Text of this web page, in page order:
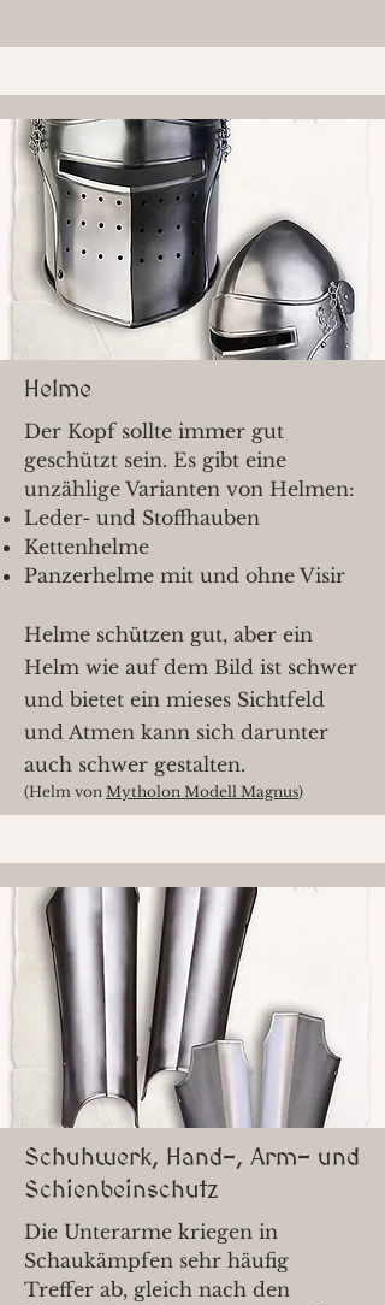
Helme
Der Kopf sollte immer gut
geschützt sein. Es gibt eine
unzählige Varianten von Helmen:
Leder- und Stoffhauben
Kettenhelme
Panzerhelme mit und ohne Visir
Helme schützen gut, aber ein
Helm wie auf dem Bild ist schwer
und bietet ein mieses Sichtfeld
und Atmen kann sich darunter
auch schwer gestalten.
(Helm von Mytholon Modell Magnus)
Schuhwerk, Hand-, Arm- und
Schienbeinschutz
Die Unterarme kriegen in
Schaukämpfen sehr häufig
Treffer ab, gleich nach den